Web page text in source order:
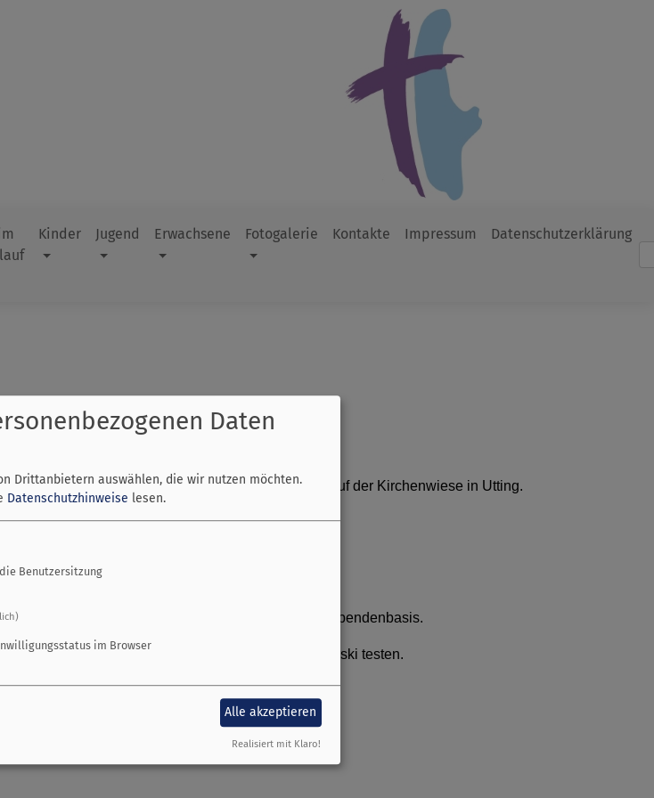
Kinder Jugend Erwachsene Fotogalerie Kontakte Impressum
Datenschutzerklärung
unserer Kirchengemeinde am Sonntag, 16. Juni auf der Kirchenwiese in Utting.
Blechle zusammen mit Gästen aus Franken.
stellen sich vor.
und Kaffee und Kuchen – wie üblich auf Spendenbasis.
üben. Oder Hüpfburg, Kicker, Bausteine und Sommerski testen.
Daten
Drittanbietern auswählen, die wir nutzen möchten.
Datenschutzhinweise lesen.
Benutzersitzung
im Browser
Alle akzeptieren
Realisiert mit Klaro!